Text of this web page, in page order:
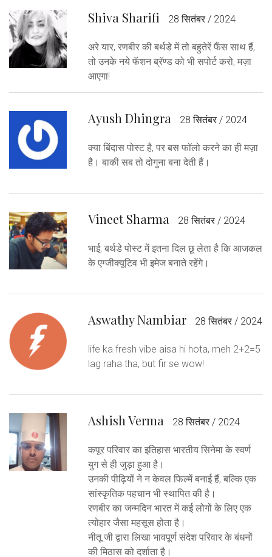
Shiva Sharifi 28 सितंबर / 2024
अरे यार, रणबीर की बर्थडे में तो बहुतेरें फैंस साथ हैं,
तो उनके नये फॅशन ब्रॅण्ड को भी सपोर्ट करो, मज़ा
आएगा!
Ayush Dhingra 28 सितंबर / 2024
क्या बिंदास पोस्ट है, पर बस फॉलो करने का ही मज़ा
है। बाकी सब तो दोगुना बना देती हैं।
Vineet Sharma 28 सितंबर / 2024
भाई, बर्थडे पोस्ट में इतना दिल छू लेता है कि आजकल
के एग्जीक्यूटिव भी इमेज बनाते रहेंगे।
Aswathy Nambiar 28 सितंबर / 2024
life ka fresh vibe aisa hi hota, meh 2+2=5
lag raha tha, but fir se wow!
Ashish Verma 28 सितंबर / 2024
कपूर परिवार का इतिहास भारतीय सिनेमा के स्वर्ण
युग से ही जुड़ा हुआ है।
उनकी पीढ़ियों ने न केवल फिल्में बनाई हैं, बल्कि एक
सांस्कृतिक पहचान भी स्थापित की है।
रणबीर का जन्मदिन भारत में कई लोगों के लिए एक
त्योहार जैसा महसूस होता है।
नीतू जी द्वारा लिखा भावपूर्ण संदेश परिवार के बंधनों
की मिठास को दर्शाता है।